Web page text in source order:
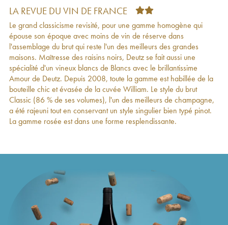
Cuvée William Deutz Deutz 2008
Amour de Deutz Brut Deutz 2008
Rosé Millésimé Brut Deutz2008 138€
Blanc de Blancs Brut Deutz2008 104
Rosé Deutz 2008 128€
Blanc de Blancs millésimé Deutz 2008 87€
Brut Deutz 2008 100€
Amour de Deutz Brut Deutz 2008 135€
Blanc de Blancs Brut Deutz2007 57€
Cuvée William Deutz Deutz 2007 110€
Amour de Deutz Brut Deutz 2007 131€
Rosé Deutz 2007
Rosé Millésimé Brut Deutz2007 63€
Amour de Deutz Brut Deutz2006
Rosé Deutz
Brut Classic Deutz
40€
Brut Deutz
2006 49
Amour de Deutz Brut Deutz
2006 123
LA REVUE DU VIN DE FRANCE
Le grand classicisme revisité, pour une gamme homogène qui
épouse son époque avec moins de vin de réserve dans
l'assemblage du brut qui reste l'un des meilleurs des grandes
maisons. Maîtresse des raisins noirs, Deutz se fait aussi une
spécialité d'un vineux blancs de Blancs avec le brillantissime
Amour de Deutz. Depuis 2008, toute la gamme est habillée de la
bouteille chic et évasée de la cuvée William. Le style du brut
Classic (86 % de ses volumes), l'un des meilleurs de champagne,
a été rajeuni tout en conservant un style singulier bien typé pinot.
La gamme rosée est dans une forme resplendissante.